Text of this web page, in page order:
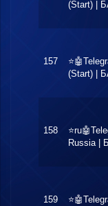
(Start) |
157
(Start) |
158
Russia |
159